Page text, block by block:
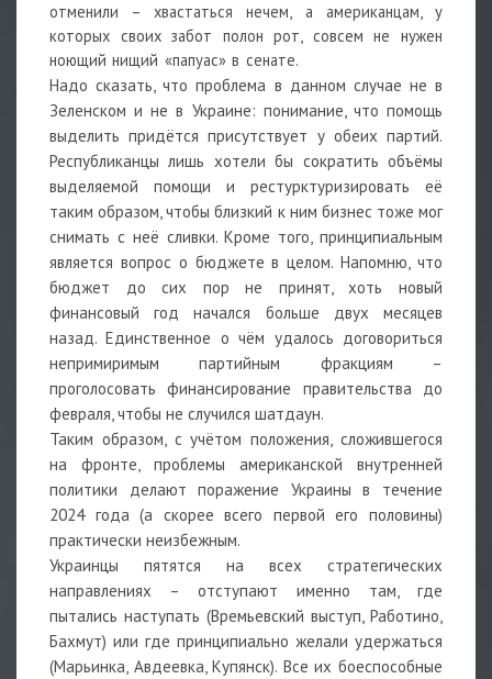
отменили – хвастаться нечем, а американцам, у
которых своих забот полон рот, совсем не нужен
ноющий нищий «папуас» в сенате.
Надо сказать, что проблема в данном случае не в
Зеленском и не в Украине: понимание, что помощь
выделить придётся присутствует у обеих партий.
Республиканцы лишь хотели бы сократить объёмы
выделяемой помощи и рестурктуризировать её
таким образом, чтобы близкий к ним бизнес тоже мог
снимать с неё сливки. Кроме того, принципиальным
является вопрос о бюджете в целом. Напомню, что
бюджет до сих пор не принят, хоть новый
финансовый год начался больше двух месяцев
назад. Единственное о чём удалось договориться
непримиримым партийным фракциям –
проголосовать финансирование правительства до
февраля, чтобы не случился шатдаун.
Таким образом, с учётом положения, сложившегося
на фронте, проблемы американской внутренней
политики делают поражение Украины в течение
2024 года (а скорее всего первой его половины)
практически неизбежным.
Украинцы пятятся на всех стратегических
направлениях – отступают именно там, где
пытались наступать (Времьевский выступ, Работино,
Бахмут) или где принципиально желали удержаться
(Марьинка, Авдеевка, Купянск). Все их боеспособные